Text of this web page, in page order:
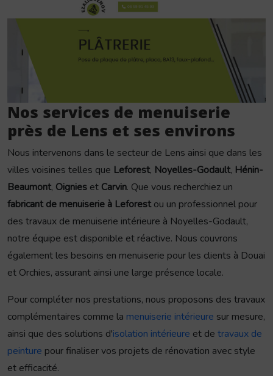
Nos services de menuiserie
près de Lens et ses environs
Nous intervenons dans le secteur de Lens ainsi que dans les
villes voisines telles que Leforest, Noyelles-Godault, Hénin-
Beaumont, Oignies et Carvin. Que vous recherchiez un
fabricant de menuiserie à Leforest ou un professionnel pour
des travaux de menuiserie intérieure à Noyelles-Godault,
notre équipe est disponible et réactive. Nous couvrons
également les besoins en menuiserie pour les clients à Douai
et Orchies, assurant ainsi une large présence locale.
Pour compléter nos prestations, nous proposons des travaux
complémentaires comme la menuiserie intérieure sur mesure,
ainsi que des solutions d'isolation intérieure et de travaux de
peinture pour finaliser vos projets de rénovation avec style
et efficacité.